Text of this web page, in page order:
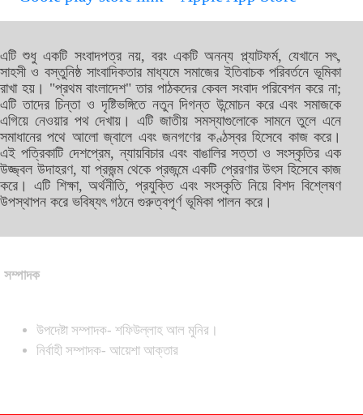
এটি শুধু একটি সংবাদপত্র নয়, বরং একটি অনন্য প্ল্যাটফর্ম, যেখানে সৎ,
সাহসী ও বস্তুনিষ্ঠ সাংবাদিকতার মাধ্যমে সমাজের ইতিবাচক পরিবর্তনে ভূমিকা
রাখা হয়। "প্রথম বাংলাদেশ" তার পাঠকদের কেবল সংবাদ পরিবেশন করে না;
এটি তাদের চিন্তা ও দৃষ্টিভঙ্গিতে নতুন দিগন্ত উন্মোচন করে এবং সমাজকে
এগিয়ে নেওয়ার পথ দেখায়। এটি জাতীয় সমস্যাগুলোকে সামনে তুলে এনে
সমাধানের পথে আলো জ্বালে এবং জনগণের কণ্ঠস্বর হিসেবে কাজ করে।
এই পত্রিকাটি দেশপ্রেম, ন্যায়বিচার এবং বাঙালির সত্তা ও সংস্কৃতির এক
উজ্জ্বল উদাহরণ, যা প্রজন্ম থেকে প্রজন্মে একটি প্রেরণার উৎস হিসেবে কাজ
করে। এটি শিক্ষা, অর্থনীতি, প্রযুক্তি এবং সংস্কৃতি নিয়ে বিশদ বিশ্লেষণ
উপস্থাপন করে ভবিষ্যৎ গঠনে গুরুত্বপূর্ণ ভূমিকা পালন করে।
সম্পাদক
উপদেষ্টা সম্পাদক- শফিউল্লাহ আল মুনির।
নির্বাহী সম্পাদক- আয়েশা আক্তার